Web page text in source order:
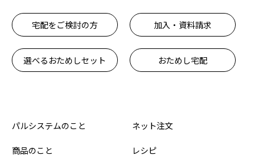
宅配をご検討の方 加入・資料請求
選べるおためしセット おためし宅配
パルシステムのこと
商品のこと
ネット注文
レシピ